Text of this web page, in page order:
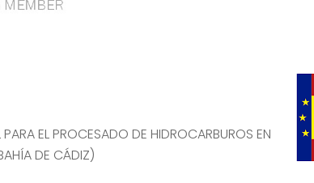
EL PROCESADO DE HIDROCARBUROS EN
DE CÁDIZ)